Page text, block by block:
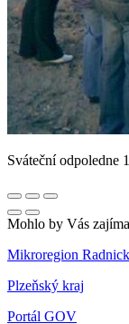
Sváteční odpoledne 1
Mohlo by Vás
Mikroregion
Plzeňský kraj
Portál GOV